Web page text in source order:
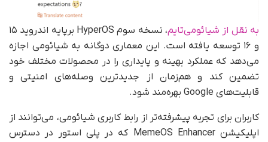
به نقل از شیائومی‌تایم
، نسخه سوم HyperOS بر‌پایه اندروید ۱۵
و ۱۶ توسعه یافته است. این معماری دوگانه به شیائومی اجازه
می‌دهد که عملکرد بهینه و پایداری را در محصولات مختلف خود
تضمین کند و هم‌زمان از جدیدترین وصله‌های امنیتی و
قابلیت‌های Google بهره‌مند شود.
کاربران برای تجربه پیشرفته‌تر از رابط کاربری شیائومی، می‌توانند از
اپلیکیشن MemeOS Enhancer که در پلی استور در دسترس